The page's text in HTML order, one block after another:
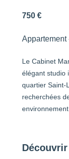
750 €
Appartement
Le Cabinet
élégant studio
quartier Saint-
recherchées
Découvrir